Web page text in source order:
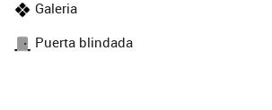
Galeria
Puerta blindada